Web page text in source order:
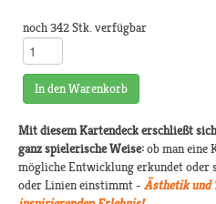
noch 342 Stk. verfügbar
In den Warenkorb
Mit diesem Kartendeck erschließt
ganz spielerische Weise:ob man eine
mögliche Entwicklung erkundet oder
oder Linien einstimmt - Ästhetik und